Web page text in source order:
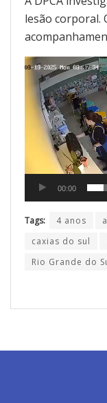
lesão corporal.
Tocador
de
vídeo
00:00
Tags: 4 anos
caxias do sul
Rio Grande do